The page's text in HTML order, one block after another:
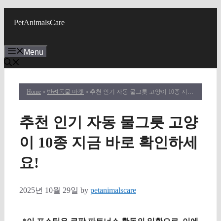
PetAnimalsCare
Menu
Home » 반려동물 마켓 » 추천 인기 자동 물그릇 고양이 10종 지금 바로 확인하세요!
추천 인기 자동 물그릇 고양
이 10종 지금 바로 확인하세
요!
2025년 10월 29일 by petanimalscare